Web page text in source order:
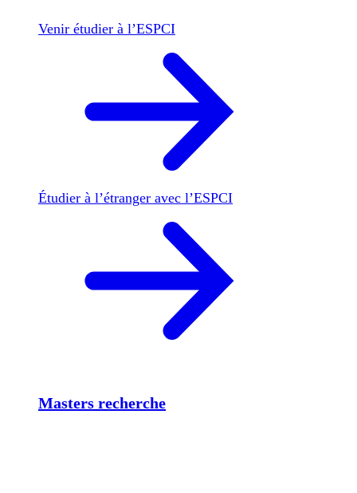
Venir étudier à l’ESPCI
Étudier à l’étranger avec l’ESPCI
Masters recherche